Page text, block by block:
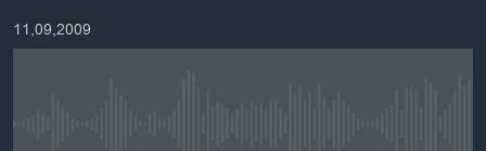
ໄປການເລືອກຕັ້ງ ປະທານາທີບໍດີ ສະຫະລັດ 2024
11,09,2009